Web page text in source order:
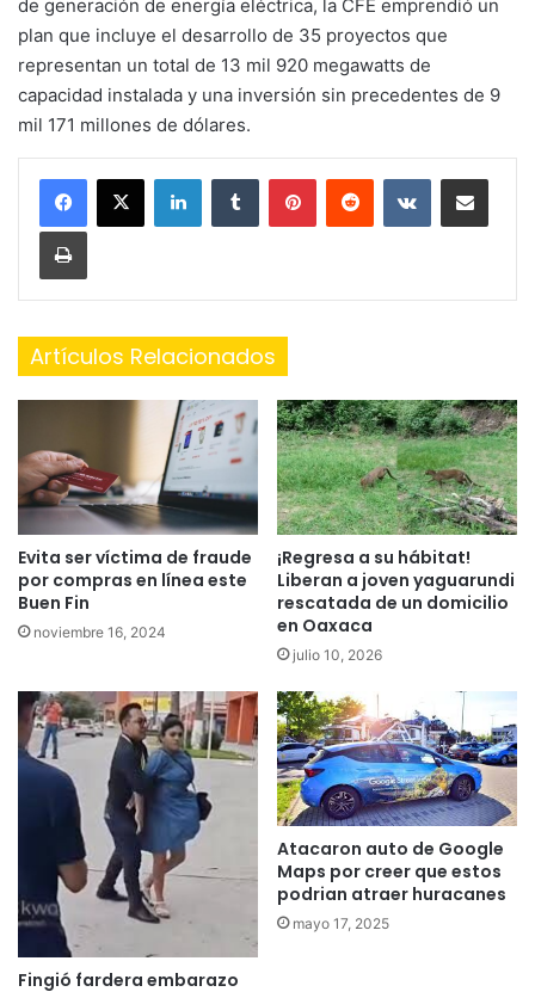
de generación de energía eléctrica, la CFE emprendió un
plan que incluye el desarrollo de 35 proyectos que
representan un total de 13 mil 920 megawatts de
capacidad instalada y una inversión sin precedentes de 9
mil 171 millones de dólares.
LinkedInTumblr PinterestReddit VKontakteShare via Email
Print
Artículos Relacionados
Evita ser víctima de fraude
por compras en línea este
Buen Fin
noviembre 16, 2024
¡Regresa a su hábitat!
Liberan a joven yaguarundi
rescatada de un domicilio
en Oaxaca
julio 10, 2026
Fingió fardera embarazo
Atacaron auto de Google
Maps por creer que estos
podrian atraer huracanes
mayo 17, 2025